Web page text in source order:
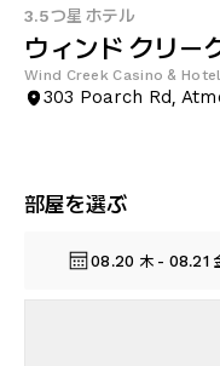
3.5つ星 ホテル
ウィンド クリー
Wind Creek Casino &
303 Poarch Rd,
部屋を選ぶ
08.20 木 - 08.21